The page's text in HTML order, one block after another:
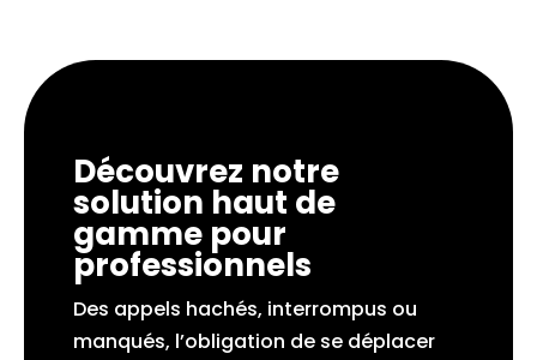
Découvrez notre
solution haut de
gamme pour
professionnels
Des appels hachés, interrompus ou
manqués, l’obligation de se déplacer